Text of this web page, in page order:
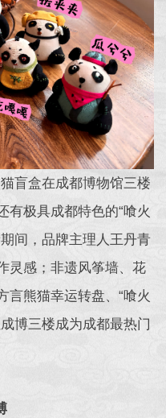
盲盒在成都博物馆三楼
有极具成都特色的“喰火
间，品牌主理人王丹青
灵感；非遗风筝墙、花
言熊猫幸运转盘、“喰火
博三楼成为成都最热门